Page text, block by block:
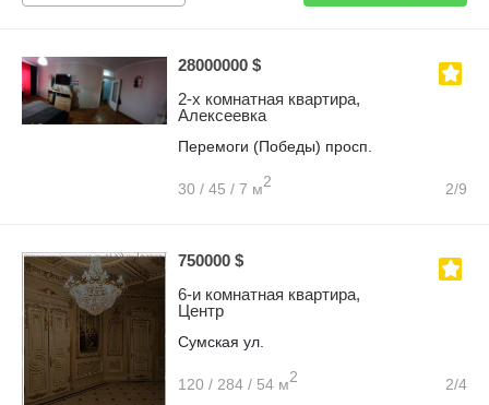
28000000 $
2-х комнатная квартира,
Алексеевка
Перемоги (Победы) просп.
30 / 45 / 7 м2 2/9
750000 $
6-и комнатная квартира,
Центр
Сумская ул.
120 / 284 / 54 м2 2/4